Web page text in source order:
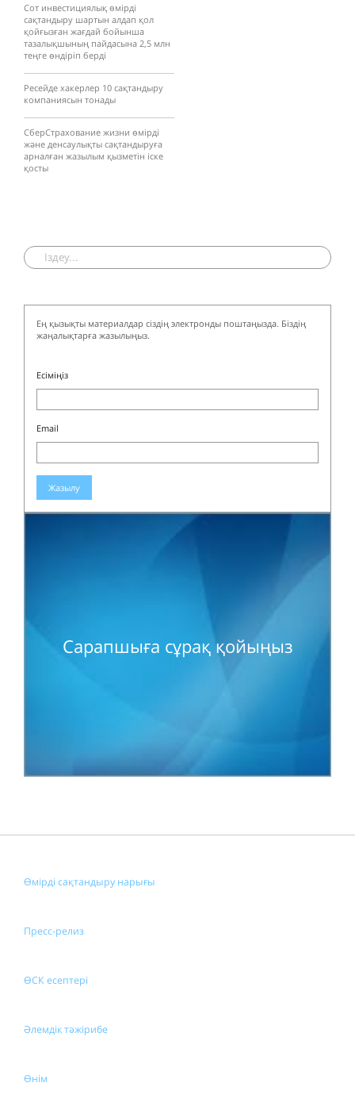
Сот инвестициялық өмірді
сақтандыру шартын алдап қол
қойғызған жағдай бойынша
тазалықшының пайдасына 2,5 млн
теңге өндіріп берді
Ресейде хакерлер 10 сақтандыру
компаниясын тонады
СберСтрахование жизни өмірді
және денсаулықты сақтандыруға
арналған жазылым қызметін іске
қосты
Ең қызықты материалдар сіздің электронды поштаңызда. Біздің
жаңалықтарға жазылыңыз.
Есіміңіз
Email
Жазылу
Сарапшыға сұрақ қойыңыз
Өмірді сақтандыру нарығы
Пресс-релиз
ӨСК есептері
Әлемдік тәжірибе
Өнім